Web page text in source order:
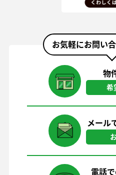
お気軽にお問い
物
希
メール
電話